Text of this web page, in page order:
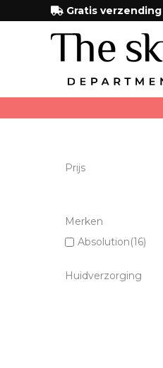
naar
Gratis
Prijs
Merken
Absolution(16)
Huidverzorging